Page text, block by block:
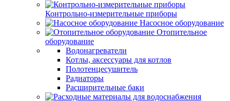
Контрольно-измерительные приборы
Насосное оборудование
Отопительное
оборудование
Водонагреватели
Котлы, аксессуары для котлов
Полотенцесушитель
Радиаторы
Расширительные баки